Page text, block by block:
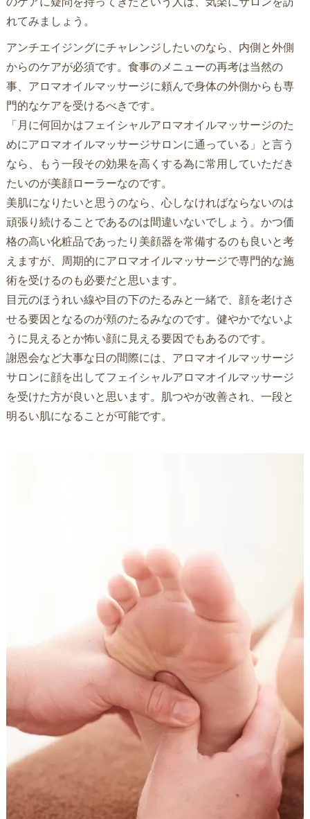
れてみましょう。
アンチエイジングにチャレンジしたいのなら、内側と外側
からのケアが必須です。食事のメニューの再考は当然の
事、アロマオイルマッサージに頼んで身体の外側からも専
門的なケアを受けるべきです。
「月に何回かはフェイシャルアロマオイルマッサージのた
めにアロマオイルマッサージサロンに通っている」と言う
なら、もう一段その効果を高くする為に常用していただき
たいのが美顔ローラーなのです。
美肌になりたいと思うのなら、心しなければならないのは
頑張り続けることであるのは間違いないでしょう。かつ価
格の高い化粧品であったり美顔器を常備するのも良いと考
えますが、周期的にアロマオイルマッサージで専門的な施
術を受けるのも必要だと思います。
目元のほうれい線や目の下のたるみと一緒で、顔を老けさ
せる要因となるのが頬のたるみなのです。健やかでないよ
うに見えるとか怖い顔に見える要因でもあるのです。
謝恩会など大事な日の間際には、アロマオイルマッサージ
サロンに顔を出してフェイシャルアロマオイルマッサージ
を受けた方が良いと思います。肌つやが改善され、一段と
明るい肌になることが可能です。